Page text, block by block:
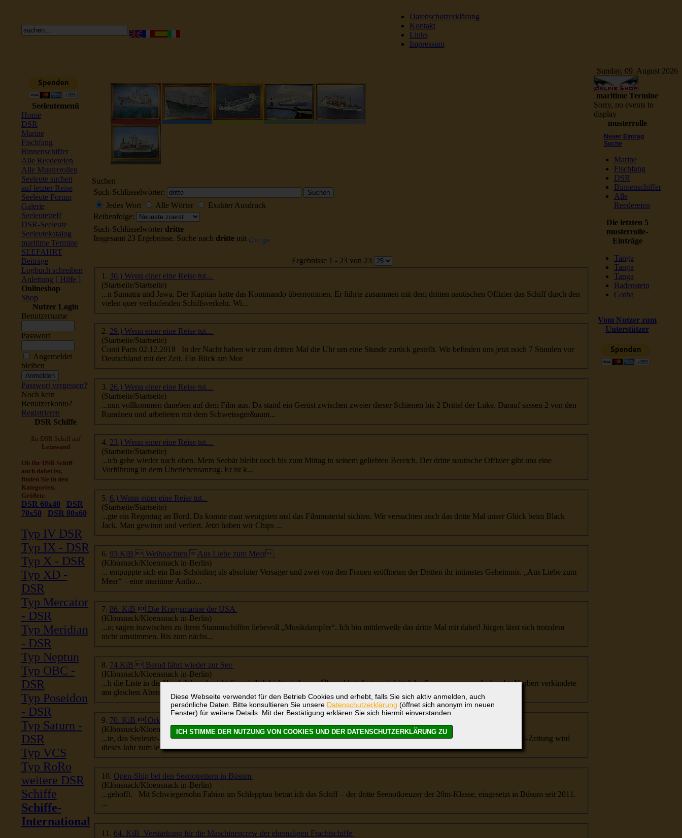
Diese Webseite verwendet für den Betrieb Cookies und erhebt, falls Sie sich aktiv anmelden, auch
persönliche Daten. Bitte konsultieren Sie unsere Datenschutzerklärung (öffnet sich anonym im neuen
Fenster) für weitere Details. Mit der Bestätigung erklären Sie sich hiermit einverstanden.
Datenschutzerklärung
Kontakt
Links
Impressum
Sunday, 09. August 2026
Seeleutemenü
Home
DSR
Marine
Fischfang
Binnenschiffer
Alle Reedereien
Alle Musterrollen
Seeleute suchen
auf letzter Reise
Seeleute Forum
Galerie
Seeleutetreff
DSR-Seeleute
Seeleutekatalog
maritime Termine
SEEFAHRT
Beiträge
Logbuch schreiben
Anleitung [ Hilfe ]
Onlineshop
Shop
Nutzer Login
Benutzername
Passwort
Angemeldet
bleiben
Passwort vergessen?
Noch kein
Benutzerkonto?
Registrieren
DSR Schiffe
Ihr DSR Schiff auf
Leinwand
Ob Ihr DSR Schiff
auch dabei ist,
finden Sie in den
Kategorien.
Größen:
DSR 60x40
DSR
70x50
DSR 80x60
Typ IV DSR
Typ IX - DSR
Typ X - DSR
Typ XD -
DSR
Typ Mercator
- DSR
Typ Meridian
- DSR
Typ Neptun
Typ OBC -
DSR
Typ Poseidon
- DSR
Typ Saturn -
DSR
Typ VCS
Typ RoRo
weitere DSR
Schiffe
Schiffe-
International
Suchen
Such-Schlüsselwörter:
Jedes Wort
Alle Wörter
Exakter Ausdruck
Reihenfolge:
Such-Schlüsselwörter dritte
Insgesamt 23 Ergebnisse. Suche nach drittemit
Ergebnisse 1 - 23 von 23
1. 30.) Wenn einer eine Reise tut...
(Startseite/Startseite)
...n Sumatra und Jawa. Der Kapitän hatte das Kommando übernommen. Er führte zusammen mit dem dritten nautischen Offizier das Schiff durch den
vielen quer verlaufenden Schiffsverkehr. Wi...
2. 29.) Wenn einer eine Reise tut...
(Startseite/Startseite)
Conti Paris 02.12.2018 In der Nacht haben wir zum dritten Mal die Uhr um eine Stunde zurück gestellt. Wir befinden uns jetzt noch 7 Stunden vor
Deutschland mit der Zeit. Ein Blick am Mor
3. 26.) Wenn einer eine Reise tut...
(Startseite/Startseite)
...nun vollkommen daneben auf dem Film aus. Da stand ein Gerüst zwischen zweier dieser Schienen bis 2 Drittel der Luke. Darauf sassen 2 von den
Rumänen und arbeiteten mit dem Schweissger&aum...
4. 23.) Wenn einer eine Reise tut...
(Startseite/Startseite)
...ich gehe wieder nach oben. Mein Seebär bleibt noch bis zum Mittag in seinem geliebten Bereich. Der drittenautische Offizier gibt uns eine
Vorführung in dem Überlebensanzug. Er ist k...
5. 6.) Wenn einer eine Reise tut..
(Startseite/Startseite)
...gte ein Regentag an Bord. Da konnte man wenigsten mal das Filmmaterial sichten. Wir versuchten auch das dritteMal unser Glück beim Black
Jack. Man gewinnt und verliert. Jetzt haben wir Chips ...
6. 93.KiB  Weihnachten Aus Liebe zum Meer
(Klönsnack/Kloensnack in-Berlin)
... entpuppte sich ein Bar-Schönling als absoluter Versager und zwei von den Frauen eröffneten der Dritten ihr intimstes Geheimnis. „Aus Liebe zum
Meer“ – eine maritime Antho...
7. 86. KiB  Die Kriegsmarine der USA
(Klönsnack/Kloensnack in-Berlin)
...o; sagen inzwischen zu ihren Stammschiffen liebevoll „Musikdampfer“. Ich bin mittlerweile das dritteMal mit dabei! Jürgen lässt sich trotzdem
nicht umstimmen. Bis zum nächs...
8. 74.KiB  Bernd fährt wieder zur See
(Klönsnack/Kloensnack in-Berlin)
...h die Liste in die Hand. Was ich nicht für möglich hielt, ein kurzer Überschlag, fast zweidrittel der Summe waren aufgebracht. Norbert verkündete
am gleichen Abend, dass er den Au...
9. 70. KiB  Orkantief über dem Deckshaus
(Klönsnack/Kloensnack in-Berlin)
...te, das Seeleute-Paradies - der online-shop – alles weg. Ich glaube, schlimmer geht es nicht. DiedritteMeldung: Unsere Klönsnack-Zeitung wird
dieses Jahr zum letzten Mal erscheinen. Ich...
10. Open-Ship bei den Seenotrettern in Büsum
(Klönsnack/Kloensnack in-Berlin)
...gehofft. Mit Schwiegersohn Fabian im Schlepptau betrat ich das Schiff – der dritteSeenotkreuzer der 20m-Klasse, eingesetzt in Büsum seit 2011.
...
11.
64. KiB  Verstärkung für die Maschinencrew der ehemaligen Frachtschiffe
maritime Termine
Sorry, no events to
display
musterrolle
Neuer Eintrag
Suche
Marine
Fischfang
DSR
Binnenschiffer
Alle
Reedereien
Die letzten 5
musterrolle-
Einträge
Tanga
Tanga
Tanga
Badenstein
Gotha
Vom Nutzer zum
Unterstützer